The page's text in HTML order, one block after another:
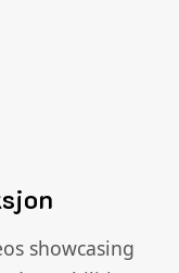
showcasing